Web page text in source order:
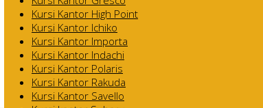
Kursi Kantor High Point
Kursi Kantor Ichiko
Kursi Kantor Importa
Kursi Kantor Indachi
Kursi Kantor Polaris
Kursi Kantor Rakuda
Kursi Kantor Savello